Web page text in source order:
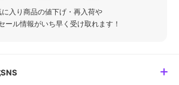
に入り商品の値下げ・再入荷や
ール情報がいち早く受け取れます！